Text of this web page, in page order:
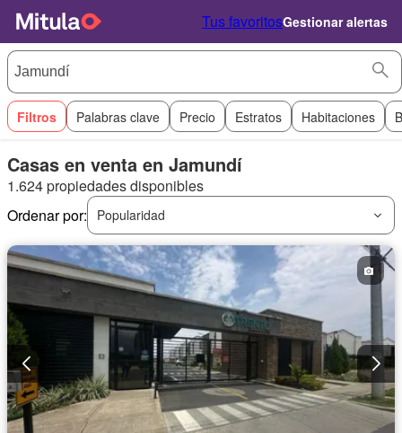
Tus favoritosGestionar alertas
Filtros Palabras clave Precio Estratos Habitaciones
Casas en venta en Jamundí
1.624 propiedades disponibles
Ordenar por:
Popularidad